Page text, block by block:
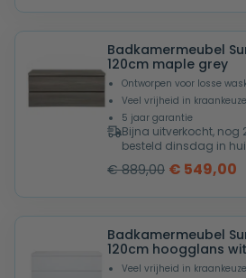
was:
€ 889,00.
Badkamermeubel
120cm maple grey
Ontworpen voor losse
Veel vrijheid in kraankeuze
5 jaar garantie
Bijna uitverkocht, nog
besteld dinsdag in
€889,00
was:
€ 889,00.
€ 549,00
Badkamermeubel
120cm hoogglans wit
Veel vrijheid in kraankeuze